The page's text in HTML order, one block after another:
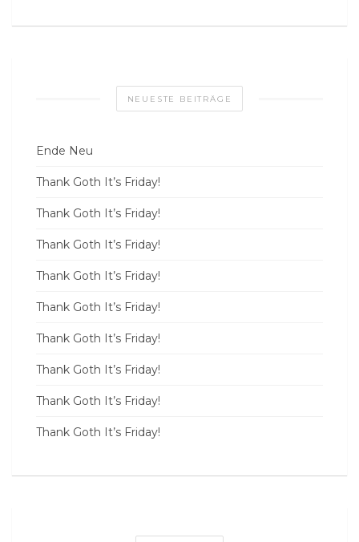
NEUESTE BEITRÄGE
Ende Neu
Thank Goth It’s Friday!
Thank Goth It’s Friday!
Thank Goth It’s Friday!
Thank Goth It’s Friday!
Thank Goth It’s Friday!
Thank Goth It’s Friday!
Thank Goth It’s Friday!
Thank Goth It’s Friday!
Thank Goth It’s Friday!